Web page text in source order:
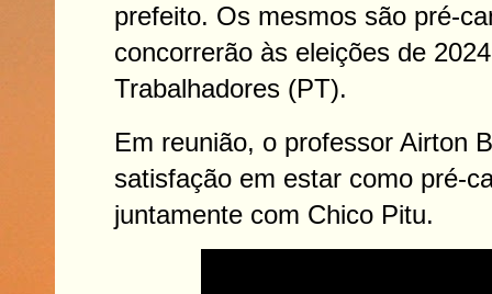
prefeito. Os mesmos são pré-
concorrerão às eleições de
Trabalhadores (PT).
Em reunião, o professor Airton
satisfação em estar como pré-
juntamente com Chico Pitu.